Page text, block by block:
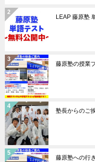
LEAP 藤原塾
藤原塾の授業
塾長からのご
藤原塾への行